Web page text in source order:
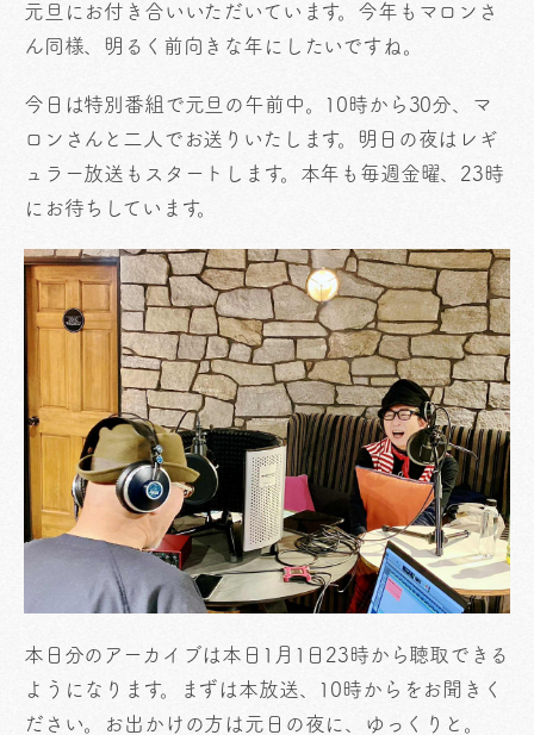
元旦にお付き合いいただいています。今年もマロンさ
ん同様、明るく前向きな年にしたいですね。
今日は特別番組で元旦の午前中。10時から30分、マ
ロンさんと二人でお送りいたします。明日の夜はレギ
ュラー放送もスタートします。本年も毎週金曜、23時
にお待ちしています。
本日分のアーカイブは本日1月1日23時から聴取できる
ようになります。まずは本放送、10時からをお聞きく
ださい。お出かけの方は元日の夜に、ゆっくりと。